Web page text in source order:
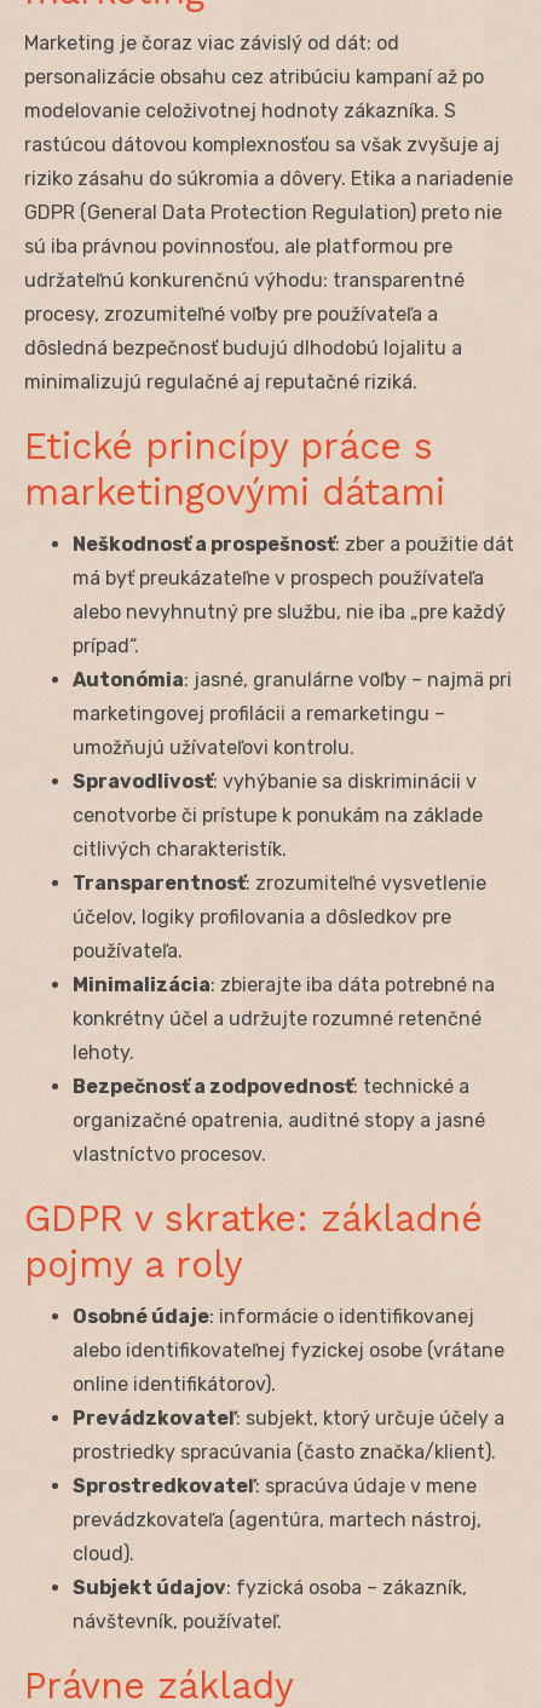
Marketing je čoraz viac závislý od dát: od
personalizácie obsahu cez atribúciu kampaní až po
modelovanie celoživotnej hodnoty zákazníka. S
rastúcou dátovou komplexnosťou sa však zvyšuje aj
riziko zásahu do súkromia a dôvery. Etika a nariadenie
GDPR (General Data Protection Regulation) preto nie
sú iba právnou povinnosťou, ale platformou pre
udržateľnú konkurenčnú výhodu: transparentné
procesy, zrozumiteľné voľby pre používateľa a
dôsledná bezpečnosť budujú dlhodobú lojalitu a
minimalizujú regulačné aj reputačné riziká.
Etické princípy práce s
marketingovými dátami
Neškodnosť a prospešnosť: zber a použitie dát
má byť preukázateľne v prospech používateľa
alebo nevyhnutný pre službu, nie iba „pre každý
prípad“.
Autonómia: jasné, granulárne voľby – najmä pri
marketingovej profilácii a remarketingu –
umožňujú užívateľovi kontrolu.
Spravodlivosť: vyhýbanie sa diskriminácii v
cenotvorbe či prístupe k ponukám na základe
citlivých charakteristík.
Transparentnosť: zrozumiteľné vysvetlenie
účelov, logiky profilovania a dôsledkov pre
používateľa.
Minimalizácia: zbierajte iba dáta potrebné na
konkrétny účel a udržujte rozumné retenčné
lehoty.
Bezpečnosť a zodpovednosť: technické a
organizačné opatrenia, auditné stopy a jasné
vlastníctvo procesov.
GDPR v skratke: základné
pojmy a roly
Osobné údaje: informácie o identifikovanej
alebo identifikovateľnej fyzickej osobe (vrátane
online identifikátorov).
Prevádzkovateľ: subjekt, ktorý určuje účely a
prostriedky spracúvania (často značka/klient).
Sprostredkovateľ: spracúva údaje v mene
prevádzkovateľa (agentúra, martech nástroj,
cloud).
Subjekt údajov: fyzická osoba – zákazník,
návštevník, používateľ.
Právne základy